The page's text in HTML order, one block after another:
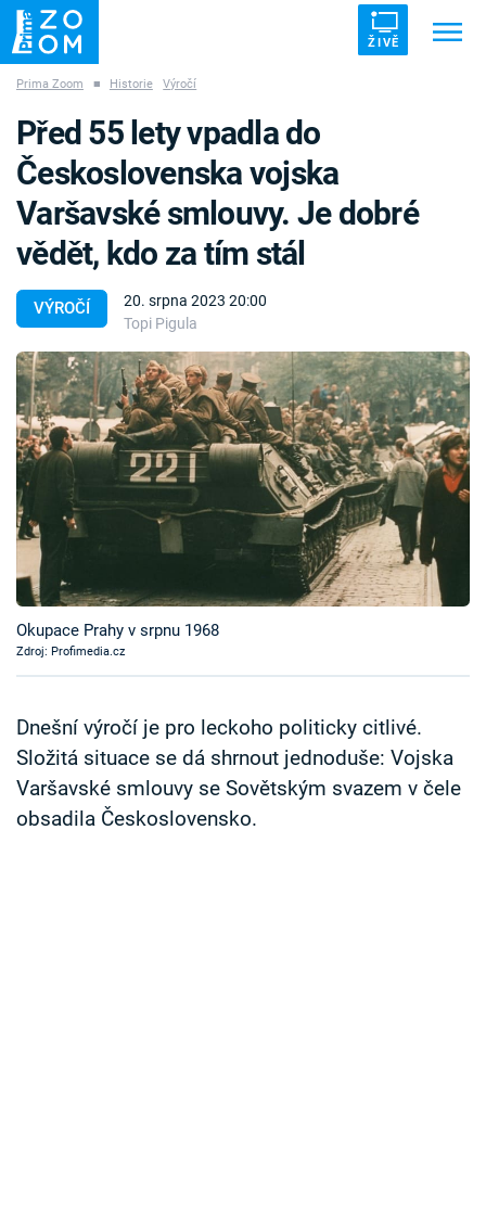
ŽIVĚ
ZÁHADY VETŘELCI DÁVNOVĚKU
Témata
Témata
Pořady
TV Program
Časopis
Sledujte prima+
Přihlášení
Prima Zoom ■ Historie Výročí
VÝROČÍ
20. srpna 2023 20:00
Topi Pigula
Před 55 lety vpadla do
Československa vojska
Varšavské smlouvy. Je dobré
vědět, kdo za tím stál
Okupace Prahy v srpnu 1968
Zdroj: Profimedia.cz
Dnešní výročí je pro leckoho politicky citlivé.
Složitá situace se dá shrnout jednoduše: Vojska
Varšavské smlouvy se Sovětským svazem v čele
obsadila Československo.